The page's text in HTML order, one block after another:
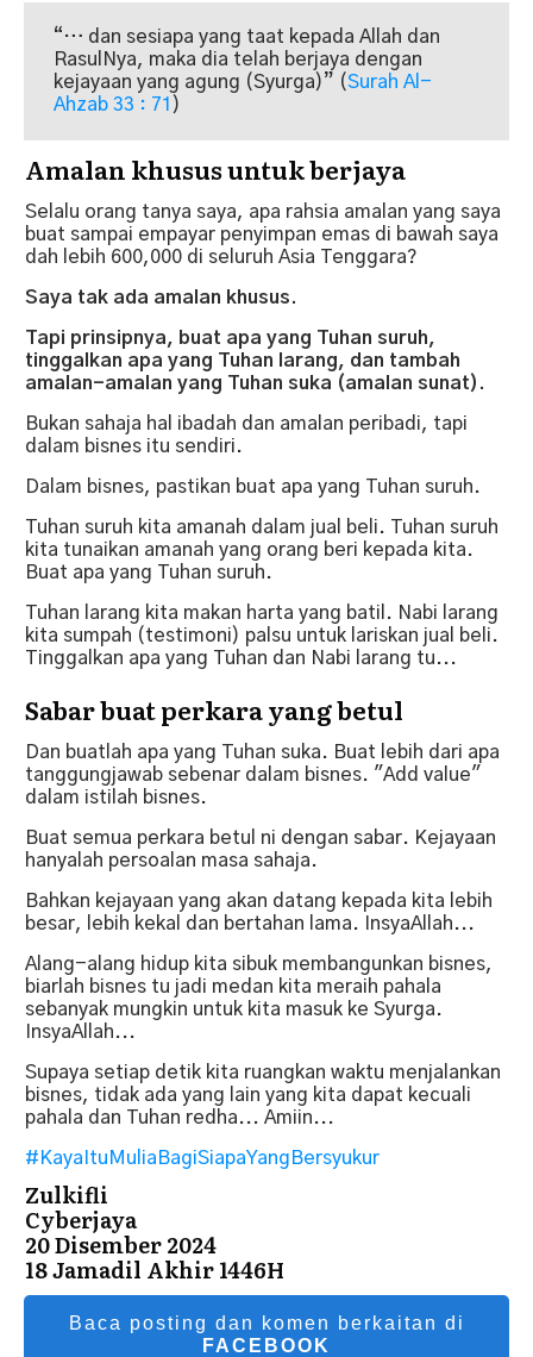
“… dan sesiapa yang taat kepada Allah dan
RasulNya, maka dia telah berjaya dengan
kejayaan yang agung (Syurga)” (Surah Al-
Ahzab 33 : 71 )
Amalan khusus untuk berjaya
Selalu orang tanya saya, apa rahsia amalan yang saya
buat sampai empayar penyimpan emas di bawah saya
dah lebih 600,000 di seluruh Asia Tenggara?
Saya tak ada amalan khusus.
Tapi prinsipnya, buat apa yang Tuhan suruh,
tinggalkan apa yang Tuhan larang, dan tambah
amalan-amalan yang Tuhan suka (amalan sunat).
Bukan sahaja hal ibadah dan amalan peribadi, tapi
dalam bisnes itu sendiri.
Dalam bisnes, pastikan buat apa yang Tuhan suruh.
Tuhan suruh kita amanah dalam jual beli. Tuhan suruh
kita tunaikan amanah yang orang beri kepada kita.
Buat apa yang Tuhan suruh.
Tuhan larang kita makan harta yang batil. Nabi larang
kita sumpah (testimoni) palsu untuk lariskan jual beli.
Tinggalkan apa yang Tuhan dan Nabi larang tu...
Sabar buat perkara yang betul
Dan buatlah apa yang Tuhan suka. Buat lebih dari apa
tanggungjawab sebenar dalam bisnes. "Add value"
dalam istilah bisnes.
Buat semua perkara betul ni dengan sabar. Kejayaan
hanyalah persoalan masa sahaja.
Bahkan kejayaan yang akan datang kepada kita lebih
besar, lebih kekal dan bertahan lama. InsyaAllah...
Alang-alang hidup kita sibuk membangunkan bisnes,
biarlah bisnes tu jadi medan kita meraih pahala
sebanyak mungkin untuk kita masuk ke Syurga.
InsyaAllah...
Supaya setiap detik kita ruangkan waktu menjalankan
bisnes, tidak ada yang lain yang kita dapat kecuali
pahala dan Tuhan redha... Amiin...
#KayaItuMuliaBagiSiapaYangBersyukur
Zulkifli
Cyberjaya
20 Disember 2024
18 Jamadil Akhir 1446H
Baca posting dan komen berkaitan di
FACEBOOK